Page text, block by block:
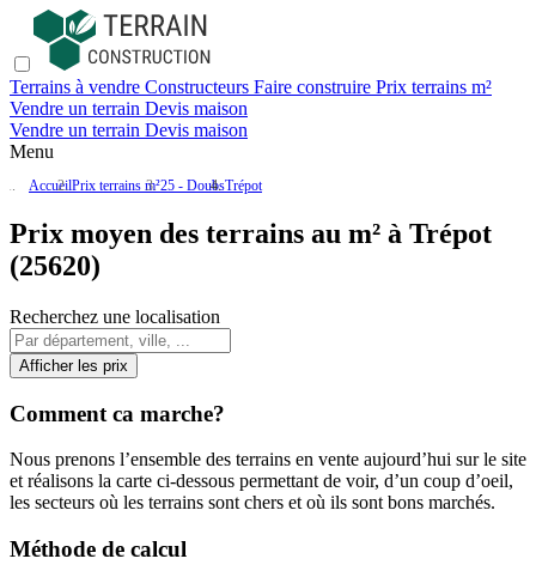
Terrains à vendre Constructeurs Faire construire Prix terrains m²
Vendre un terrain Devis maison
Vendre un terrain Devis maison
Menu
AccueilPrix terrains m²25 - DoubsTrépot
Prix moyen des terrains au m² à Trépot
(25620)
Recherchez une localisation
Afficher les prix
Comment ca marche?
Nous prenons l’ensemble des terrains en vente aujourd’hui sur le site
et réalisons la carte ci-dessous permettant de voir, d’un coup d’oeil,
les secteurs où les terrains sont chers et où ils sont bons marchés.
Méthode de calcul